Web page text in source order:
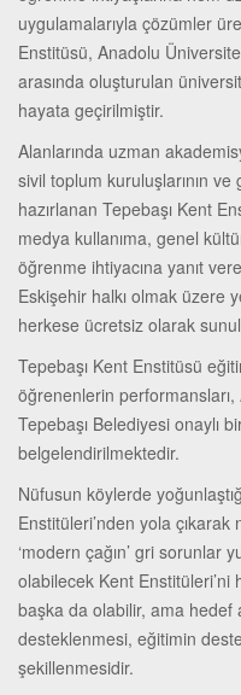
uygulamalarıyla çözümler
Enstitüsü, Anadolu
arasında oluşturulan
hayata geçirilmiştir.
Alanlarında uzman
sivil toplum kuruluşlarının ve
hazırlanan Tepebaşı Kent
medya kullanıma, genel
öğrenme ihtiyacına yanıt
Eskişehir halkı olmak üzere
herkese ücretsiz olarak
Tepebaşı Kent Enstitüsü
öğrenenlerin
Tepebaşı Belediyesi onaylı
belgelendirilmektedir.
Nüfusun köylerde
Enstitüleri’nden yola çıkarak
‘modern çağın’ gri sorunlar
olabilecek Kent Enstitüleri’ni
başka da olabilir, ama hedef
desteklenmesi, eğitimin
şekillenmesidir.